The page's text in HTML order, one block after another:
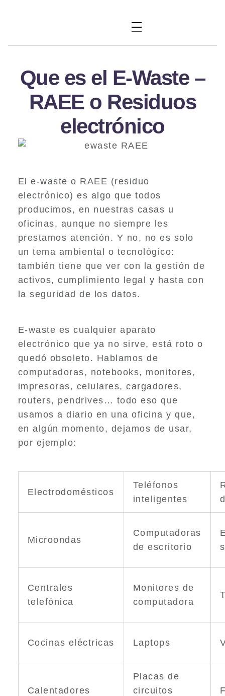
Que es el E-Waste –
RAEE o Residuos
electrónico
El e-waste o RAEE (residuo
electrónico) es algo que todos
producimos, en nuestras casas u
oficinas, aunque no siempre les
prestamos atención. Y no, no es solo
un tema ambiental o tecnológico:
también tiene que ver con la gestión de
activos, cumplimiento legal y hasta con
la seguridad de los datos.
E-waste es cualquier aparato
electrónico que ya no sirve, está roto o
quedó obsoleto. Hablamos de
computadoras, notebooks, monitores,
impresoras, celulares, cargadores,
routers, pendrives… todo eso que
usamos a diario en una oficina y que,
en algún momento, dejamos de usar,
por ejemplo:
Electrodomésticos
Teléfonos
inteligentes
Microondas
Computadoras
de escritorio
Centrales
telefónica
Monitores de
computadora
Cocinas eléctricas Laptops
Calentadores
Placas de
circuitos